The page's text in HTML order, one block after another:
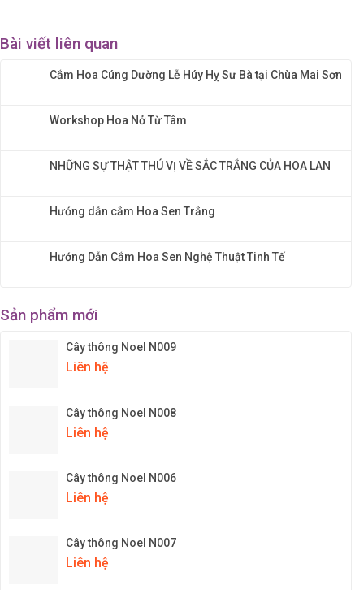
Bài viết liên quan
Cắm Hoa Cúng Dường Lễ Húy Hỵ Sư Bà tại Chùa Mai Sơn
Workshop Hoa Nở Từ Tâm
NHỮNG SỰ THẬT THÚ VỊ VỀ SẮC TRẮNG CỦA HOA LAN
Hướng dẫn cắm Hoa Sen Trắng
Hướng Dẫn Cắm Hoa Sen Nghệ Thuật Tinh Tế
Sản phẩm mới
Cây thông Noel N009
Liên hệ
Cây thông Noel N008
Liên hệ
Cây thông Noel N006
Liên hệ
Cây thông Noel N007
Liên hệ